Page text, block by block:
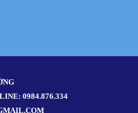
0984.876.334